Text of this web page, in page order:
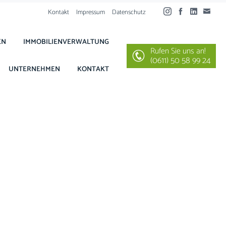
Kontakt Impressum Datenschutz
IMMOBILIENVERWALTUNG
UNTERNEHMEN KONTAKT
Rufen Sie uns an!
(0611) 50 58 99 24